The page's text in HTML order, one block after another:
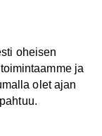
oheisen
ja
olet ajan